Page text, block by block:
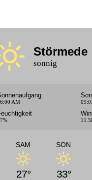
Störmede
sonnig
AM
SAM
27°
SON
33°